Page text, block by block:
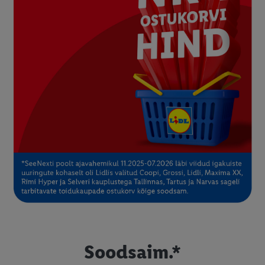
Soodsaim.*